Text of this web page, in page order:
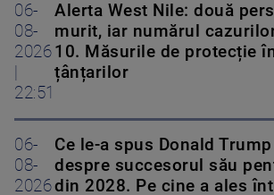
06-
08-
2026
22:51
Alerta West Nile: două
murit, iar numărul
10. Măsurile de protecție
țânțarilor
06-
08-
2026
Ce le-a spus Donald
despre succesorul său
din 2028. Pe cine a ales